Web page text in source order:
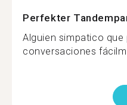
Perfekter
Alguien simpatico que
conversaciones